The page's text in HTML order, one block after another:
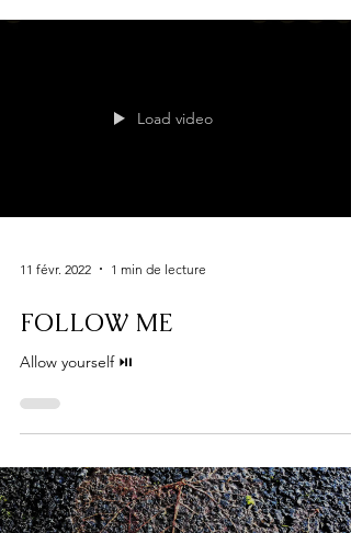
Load video
11 févr. 2022 1 min de lecture
FOLLOW ME
Allow yourself ⏯